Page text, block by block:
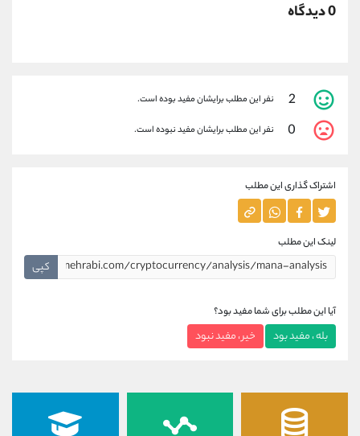
0 دیدگاه
2 نفر این مطلب برایشان مفید بوده است.
0 نفر این مطلب برایشان مفید نبوده است.
اشتراک گذاری این مطلب
لینک این مطلب
کپی
آیا این مطلب برای شما مفید بود؟
بله ، مفید بود خیر ، مفید نبود